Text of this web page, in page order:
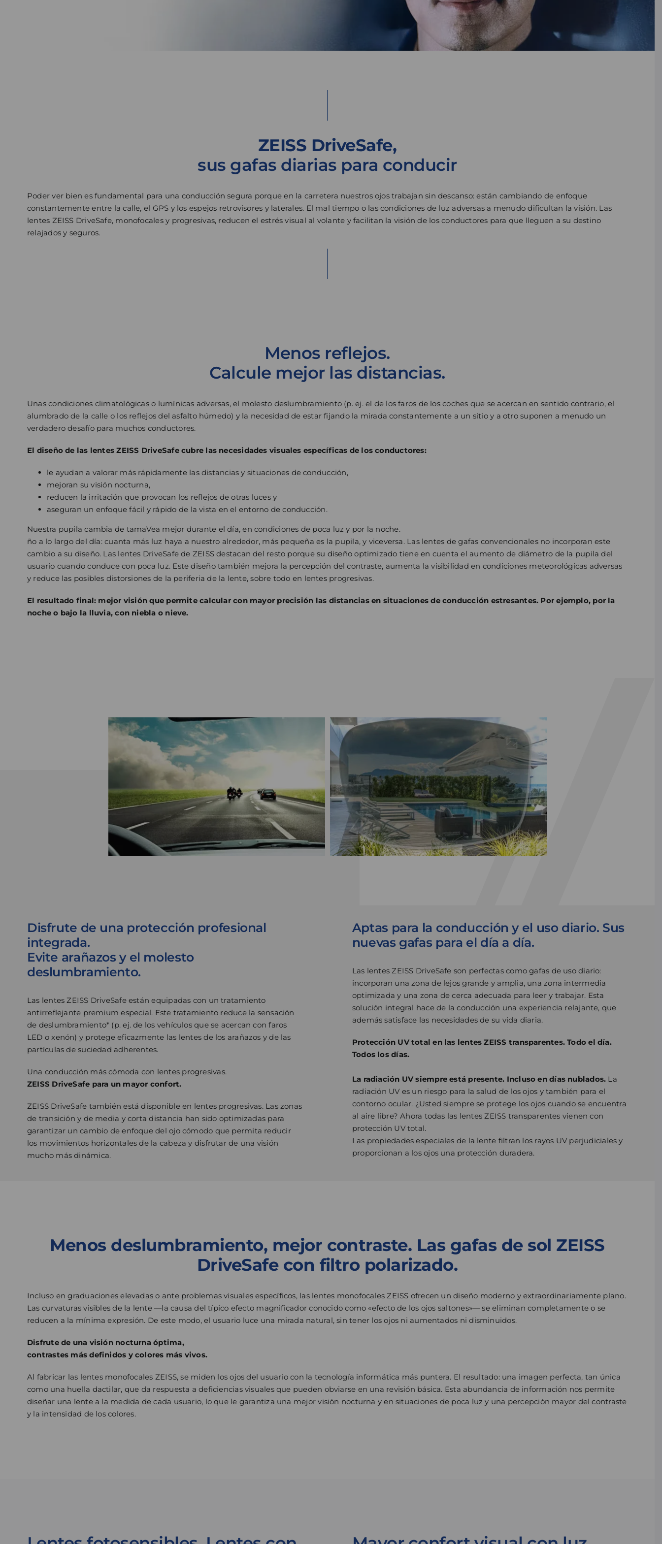
ZEISS DriveSafe,
sus gafas diarias para conducir
Poder ver bien es fundamental para una conducción segura porque en la carretera nuestros ojos trabajan sin descanso: están cambiando de enfoque
constantemente entre la calle, el GPS y los espejos retrovisores y laterales. El mal tiempo o las condiciones de luz adversas a menudo dificultan la visión. Las
lentes ZEISS DriveSafe, monofocales y progresivas, reducen el estrés visual al volante y facilitan la visión de los conductores para que lleguen a su destino
relajados y seguros.
Menos reflejos.
Calcule mejor las distancias.
Unas condiciones climatológicas o lumínicas adversas, el molesto deslumbramiento (p. ej. el de los faros de los coches que se acercan en sentido contrario, el
alumbrado de la calle o los reflejos del asfalto húmedo) y la necesidad de estar fijando la mirada constantemente a un sitio y a otro suponen a menudo un
verdadero desafío para muchos conductores.
El diseño de las lentes ZEISS DriveSafe cubre las necesidades visuales específicas de los conductores:
le ayudan a valorar más rápidamente las distancias y situaciones de conducción,
mejoran su visión nocturna,
reducen la irritación que provocan los reflejos de otras luces y
aseguran un enfoque fácil y rápido de la vista en el entorno de conducción.
Nuestra pupila cambia de tamaVea mejor durante el día, en condiciones de poca luz y por la noche.
ño a lo largo del día: cuanta más luz haya a nuestro alrededor, más pequeña es la pupila, y viceversa. Las lentes de gafas convencionales no incorporan este
cambio a su diseño. Las lentes DriveSafe de ZEISS destacan del resto porque su diseño optimizado tiene en cuenta el aumento de diámetro de la pupila del
usuario cuando conduce con poca luz. Este diseño también mejora la percepción del contraste, aumenta la visibilidad en condiciones meteorológicas adversas
y reduce las posibles distorsiones de la periferia de la lente, sobre todo en lentes progresivas.
El resultado final: mejor visión que permite calcular con mayor precisión las distancias en situaciones de conducción estresantes. Por ejemplo, por la
noche o bajo la lluvia, con niebla o nieve.
Disfrute de una protección profesional
integrada.
Evite arañazos y el molesto
deslumbramiento.
Las lentes ZEISS DriveSafe están equipadas con un tratamiento
antirreflejante premium especial. Este tratamiento reduce la sensación
de deslumbramiento* (p. ej. de los vehículos que se acercan con faros
LED o xenón) y protege eficazmente las lentes de los arañazos y de las
partículas de suciedad adherentes.
Una conducción más cómoda con lentes progresivas.
ZEISS DriveSafe para un mayor confort.
ZEISS DriveSafe también está disponible en lentes progresivas. Las zonas
de transición y de media y corta distancia han sido optimizadas para
garantizar un cambio de enfoque del ojo cómodo que permita reducir
los movimientos horizontales de la cabeza y disfrutar de una visión
mucho más dinámica.
Aptas para la conducción y el uso diario. Sus
nuevas gafas para el día a día.
Las lentes ZEISS DriveSafe son perfectas como gafas de uso diario:
incorporan una zona de lejos grande y amplia, una zona intermedia
optimizada y una zona de cerca adecuada para leer y trabajar. Esta
solución integral hace de la conducción una experiencia relajante, que
además satisface las necesidades de su vida diaria.
Protección UV total en las lentes ZEISS transparentes. Todo el día.
Todos los días.
La radiación UV siempre está presente. Incluso en días nublados. La
radiación UV es un riesgo para la salud de los ojos y también para el
contorno ocular. ¿Usted siempre se protege los ojos cuando se encuentra
al aire libre? Ahora todas las lentes ZEISS transparentes vienen con
protección UV total.
Las propiedades especiales de la lente filtran los rayos UV perjudiciales y
proporcionan a los ojos una protección duradera.
Menos deslumbramiento, mejor contraste. Las gafas de sol ZEISS
DriveSafe con filtro polarizado.
Incluso en graduaciones elevadas o ante problemas visuales específicos, las lentes monofocales ZEISS ofrecen un diseño moderno y extraordinariamente plano.
Las curvaturas visibles de la lente —la causa del típico efecto magnificador conocido como «efecto de los ojos saltones»— se eliminan completamente o se
reducen a la mínima expresión. De este modo, el usuario luce una mirada natural, sin tener los ojos ni aumentados ni disminuidos.
Disfrute de una visión nocturna óptima,
contrastes más definidos y colores más vivos.
Al fabricar las lentes monofocales ZEISS, se miden los ojos del usuario con la tecnología informática más puntera. El resultado: una imagen perfecta, tan única
como una huella dactilar, que da respuesta a deficiencias visuales que pueden obviarse en una revisión básica. Esta abundancia de información nos permite
diseñar una lente a la medida de cada usuario, lo que le garantiza una mejor visión nocturna y en situaciones de poca luz y una percepción mayor del contraste
y la intensidad de los colores.